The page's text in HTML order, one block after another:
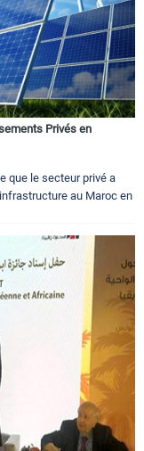
Privés en
que le secteur privé a
au Maroc en